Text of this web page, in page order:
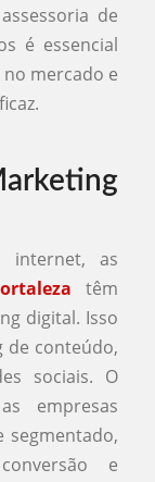
de
é essencial
mercado e
internet, as
têm
digital. Isso
de conteúdo,
sociais. O
empresas
segmentado,
e